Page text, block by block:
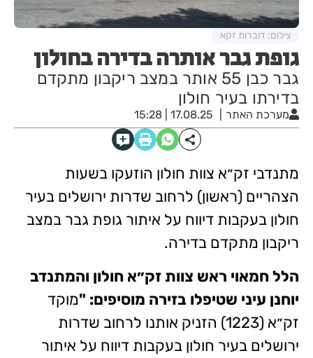
גופת גבר אותרה בדירה בחולון
גבר כבן 55 אותר במצב ריקבון מתקדם
בדירתו בעיר חולון
מערכת האתר 17.08.25 | 15:28
צילום: דוברות זקא
מתנדבי זק״א צוות חולון הוזעקו בשעות
הצהריים (ראשון) לרחוב שדרות ירושלים בעיר
חולון בעקבות דיווח על איתור גופת גבר במצב
ריקבון מתקדם בדירה.
הלל חמאוי ראש צוות זק״א חולון והמתנדב
יוחנן עיני שטיפלו בזירה מוסיפים: "מוקד
זק״א (1223) הזניק אותנו לרחוב שדרות
ירושלים בעיר חולון בעקבות דיווח על איתור